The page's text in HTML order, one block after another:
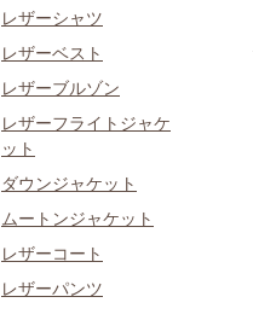
レザーシャツ
レザーベスト
レザーブルゾン
レザーフライトジャケ
ット
ダウンジャケット
ムートンジャケット
レザーコート
レザーパンツ